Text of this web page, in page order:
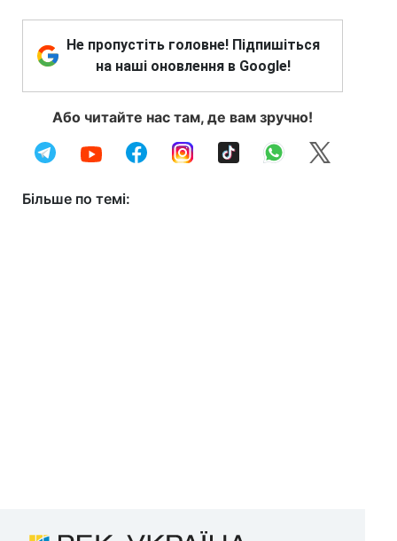
Не пропустіть головне! Підпишіться
на наші оновлення в Google!
Або читайте нас там, де вам зручно!
Більше по темі: